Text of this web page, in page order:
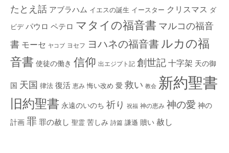
たとえ話 アブラハム イエスの誕生 イースター クリスマス ダ
ビデ パウロ ペテロ マタイの福音書 マルコの福音
書 モーセ ヤコブ ヨセフ ヨハネの福音書 ルカの福
音書 使徒の働き 信仰 出エジプト記 創世記 十字架 天の御
国 天国 律法 復活 恵み 悔い改め 愛 救い 教会 新約聖書
旧約聖書 永遠のいのち 祈り 祝福 神の恵み 神の愛 神の
計画 罪 罪の赦し 聖霊 苦しみ 詩篇 謙遜 贖い 赦し